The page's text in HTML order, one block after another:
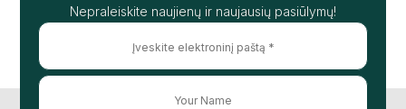
Nepraleiskite naujienų ir naujausių pasiūlymų!